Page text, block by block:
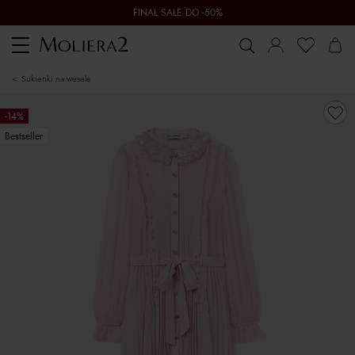
FINAL SALE DO -50%
Toggle
navigation
sukienki na wesele
-14%
Bestseller